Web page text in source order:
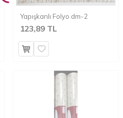
Yapışkanlı Folyo dm-2
123,89 TL